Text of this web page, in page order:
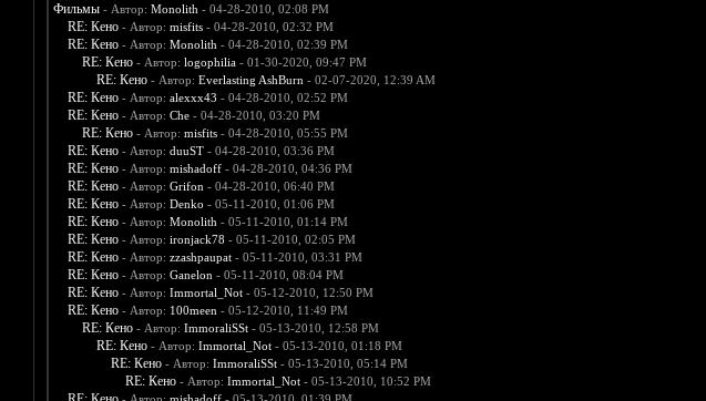
Фильмы - Автор: Monolith - 04-28-2010, 02:08 PM
RE: Кено - Автор: misfits- 04-28-2010, 02:32 PM
RE: Кено - Автор: Monolith - 04-28-2010, 02:39 PM
RE: Кено - Автор: logophilia- 01-30-2020, 09:47 PM
RE: Кено - Автор: Everlasting AshBurn - 02-07-2020, 12:39 AM
RE: Кено - Автор: alexxx43 - 04-28-2010, 02:52 PM
RE: Кено - Автор: Che- 04-28-2010, 03:20 PM
RE: Кено - Автор: misfits- 04-28-2010, 05:55 PM
RE: Кено - Автор: duuST- 04-28-2010, 03:36 PM
RE: Кено - Автор: mishadoff- 04-28-2010, 04:36 PM
RE: Кено - Автор: Grifon - 04-28-2010, 06:40 PM
RE: Кено - Автор: Denko - 05-11-2010, 01:06 PM
RE: Кено - Автор: Monolith - 05-11-2010, 01:14 PM
RE: Кено - Автор: ironjack78 - 05-11-2010, 02:05 PM
RE: Кено - Автор: zzashpaupat- 05-11-2010, 03:31 PM
RE: Кено - Автор: Ganelon - 05-11-2010, 08:04 PM
RE: Кено - Автор: Immortal_Not- 05-12-2010, 12:50 PM
RE: Кено - Автор: 100meen - 05-12-2010, 11:49 PM
RE: Кено - Автор: ImmoraliSSt- 05-13-2010, 12:58 PM
RE: Кено - Автор: Immortal_Not- 05-13-2010, 01:18 PM
RE: Кено - Автор: ImmoraliSSt- 05-13-2010, 05:14 PM
RE: Кено - Автор: Immortal_Not- 05-13-2010, 10:52 PM